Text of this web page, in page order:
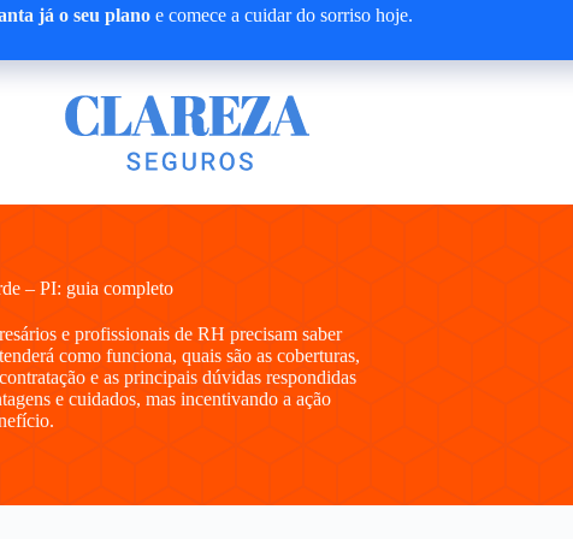
já o seu planoe comece a cuidar do sorriso hoje.
– PI: guia completo
e profissionais de RH precisam saber
como funciona, quais são as coberturas,
e as principais dúvidas respondidas
e cuidados, mas incentivando a ação